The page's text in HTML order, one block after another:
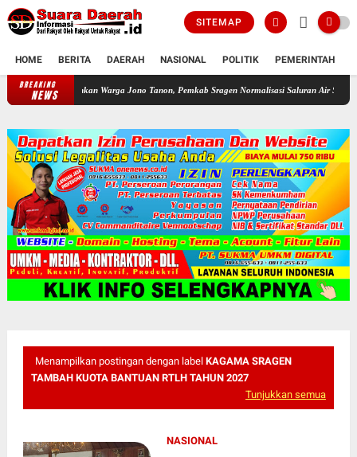
SITEMAP
HOME BERITA DAERAH NASIONAL POLITIK PEMERINTAH
BREAKING
NEWS
Dikeluhkan Warga Jono Tanon, Pemkab Sragen Normalisasi Saluran Air Sepanjang 1,9
Menampilkan postingan dengan label KAGAMA SRAGEN
TAMBAH KUOTA BANTUAN RTLH TAHUN 2027
Tunjukkan semua
NASIONAL